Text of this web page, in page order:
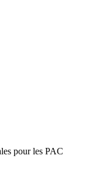
pour les PAC